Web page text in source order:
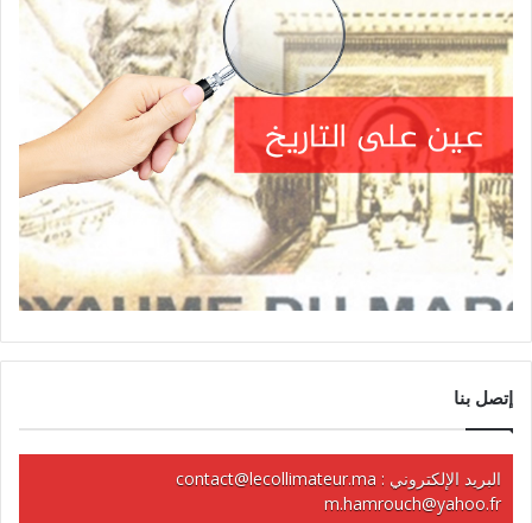
إتصل بنا
البريد الإلكتروني : contact@lecollimateur.ma
m.hamrouch@yahoo.fr